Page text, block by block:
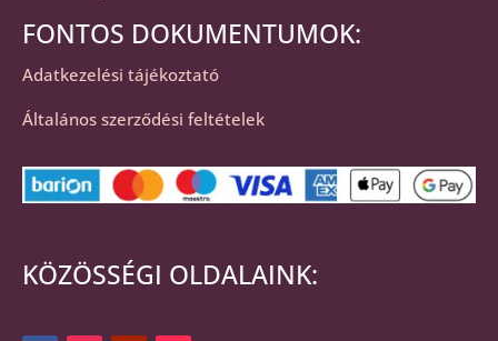
FONTOS DOKUMENTUMOK:
Adatkezelési tájékoztató
Általános szerződési feltételek
KÖZÖSSÉGI OLDALAINK: